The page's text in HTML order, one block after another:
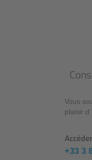
Vous
plaisir
+33 3